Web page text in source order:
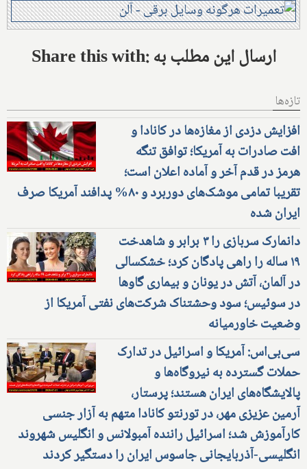
Share this with: ارسال این مطلب به
تازه‌ها
افزایش دزدی از مغازه‌ها در کانادا و
افت صادرات به آمریکا؛ توافق تنگه
هرمز در قدم آخر و آماده اعلان است؛
تقریبا تمامی موشک‌های دوربرد و ۸۰% پدافند آمریکا صرف
ایران شده
دانمارک سربازی را ۳ برابر و شاهدخت
۱۹ ساله را راهی پادگان کرد؛ خشکسالی
در آلمان، آتش در یونان و بیماری گاوها
در سوئیس؛ سود وحشتناک شرکت‌های نفتی آمریکا از
وضعیت خاورمیانه
سی‌بی‌اس: آمریکا و اسرائیل در تدارک
حملات گسترده به نیروگاه‌ها و
پالایشگاه‌های ایران هستند؛ پرستار،
آرمین عزیزی مهر، در تورنتو کانادا متهم به آزار جنسی
کارآموزش شد؛ اسرائیل راننده آمبولانس و انگلیس شهروند
انگلیسی-آذربایجانی جاسوس ایران را دستگیر کردند